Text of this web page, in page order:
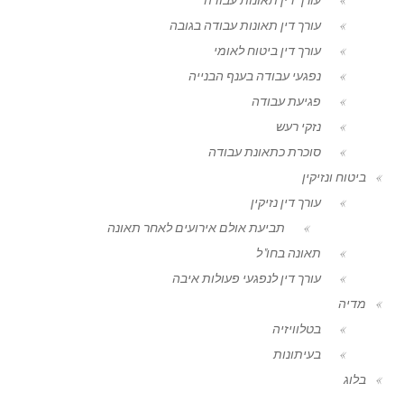
עורך דין תאונות עבודה בגובה
עורך דין ביטוח לאומי
נפגעי עבודה בענף הבנייה
פגיעת עבודה
נזקי רעש
סוכרת כתאונת עבודה
ביטוח ונזיקין
עורך דין נזיקין
תביעת אולם אירועים לאחר תאונה
תאונה בחו"ל
עורך דין לנפגעי פעולות איבה
מדיה
בטלוויזיה
בעיתונות
בלוג